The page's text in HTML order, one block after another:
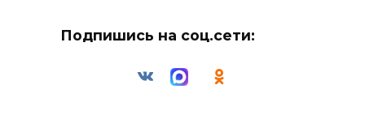
Подпишись на соц.сети: